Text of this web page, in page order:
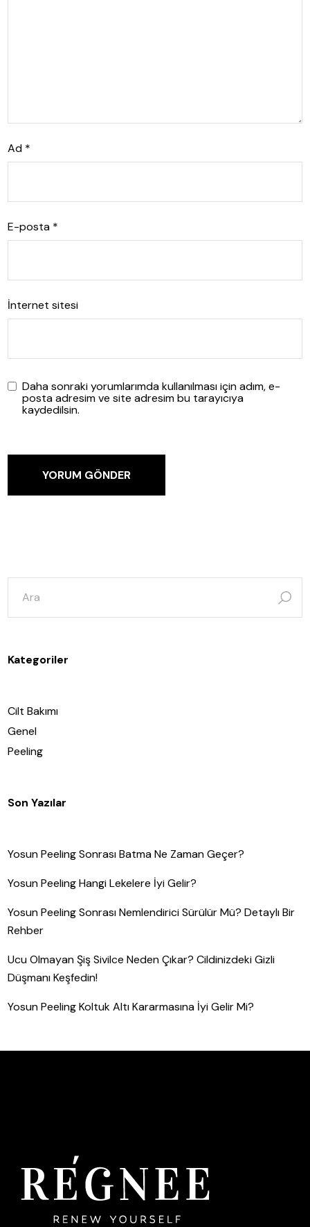
Ad *
E-posta *
İnternet sitesi
Daha sonraki yorumlarımda kullanılması için adım, e-
posta adresim ve site adresim bu tarayıcıya
kaydedilsin.
YORUM GÖNDER
şunun
ara:
Kategoriler
Cilt Bakımı
Genel
Peeling
Son Yazılar
Yosun Peeling Sonrası Batma Ne Zaman Geçer?
Yosun Peeling Hangi Lekelere İyi Gelir?
Yosun Peeling Sonrası Nemlendirici Sürülür Mü? Detaylı Bir
Rehber
Ucu Olmayan Şiş Sivilce Neden Çıkar? Cildinizdeki Gizli
Düşmanı Keşfedin!
Yosun Peeling Koltuk Altı Kararmasına İyi Gelir Mi?